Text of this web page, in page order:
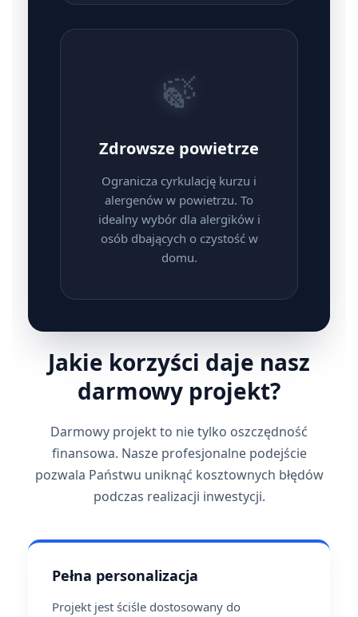
🍃
Zdrowsze powietrze
Ogranicza cyrkulację kurzu i
alergenów w powietrzu. To
idealny wybór dla alergików i
osób dbających o czystość w
domu.
Jakie korzyści daje nasz
darmowy projekt?
Darmowy projekt to nie tylko oszczędność
finansowa. Nasze profesjonalne podejście
pozwala Państwu uniknąć kosztownych błędów
podczas realizacji inwestycji.
Pełna personalizacja
Projekt jest ściśle dostosowany do